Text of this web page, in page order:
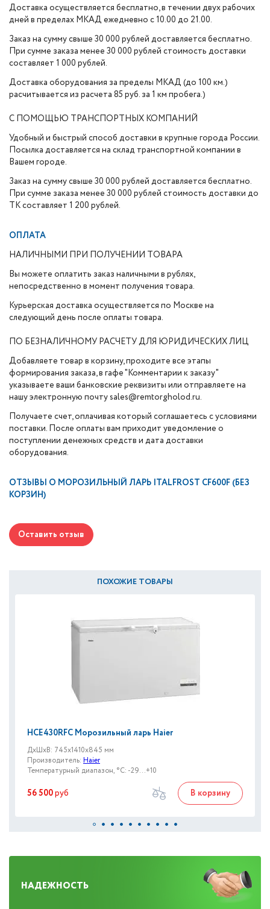
Доставка осуществляется бесплатно, в течении двух рабочих
дней в пределах МКАД ежедневно с 10.00 до 21.00.
Заказ на сумму свыше 30 000 рублей доставляется бесплатно.
При сумме заказа менее 30 000 рублей стоимость доставки
составляет 1 000 рублей.
Доставка оборудования за пределы МКАД (до 100 км.)
расчитывается из расчета 85 руб. за 1 км пробега.)
С ПОМОЩЬЮ ТРАНСПОРТНЫХ КОМПАНИЙ
Удобный и быстрый способ доставки в крупные города России.
Посылка доставляется на склад транспортной компании в
Вашем городе.
Заказ на сумму свыше 30 000 рублей доставляется бесплатно.
При сумме заказа менее 30 000 рублей стоимость доставки до
ТК составляет 1 200 рублей.
ОПЛАТА
НАЛИЧНЫМИ ПРИ ПОЛУЧЕНИИ ТОВАРА
Вы можете оплатить заказ наличными в рублях,
непосредственно в момент получения товара.
Курьерская доставка осуществляется по Москве на
следующий день после оплаты товара.
ПО БЕЗНАЛИЧНОМУ РАСЧЕТУ ДЛЯ ЮРИДИЧЕСКИХ ЛИЦ
Добавляете товар в корзину, проходите все этапы
формирования заказа, в гафе "Комментарии к заказу"
указываете ваши банковские реквизиты или отправляете на
нашу электронную почту sales@remtorgholod.ru.
Получаете счет, оплачивая который соглашаетесь с условиями
поставки. После оплаты вам приходит уведомление о
поступлении денежных средств и дата доставки
оборудования.
ОТЗЫВЫ О МОРОЗИЛЬНЫЙ ЛАРЬ ITALFROST CF600F (БЕЗ
КОРЗИН)
Оставить отзыв
ПОХОЖИЕ ТОВАРЫ
HCE430RFC Морозильный ларь Haier
ДxШxВ: 745x1410x845 мм
Производитель: Haier
Температурный диапазон, °C: -29...+10
56 500руб В корзину
НАДЕЖНОСТЬ